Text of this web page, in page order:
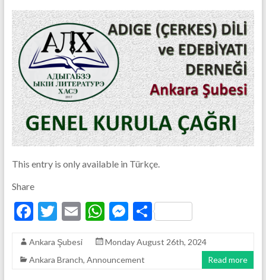
This entry is only available in Türkçe.
Share
F
e
b
T
itt
er
E
ai
l
W
at
s
M
se
n
S
ar
Ankara Şubesi
Monday August 26th, 2024
Ankara Branch, Announcement Read more